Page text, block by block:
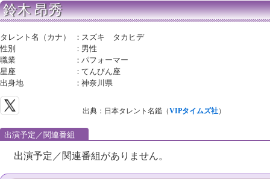
鈴木 昂秀
タレント名（カナ） ： スズキ タカヒデ
性別
： 男性
職業
：パフォーマー
星座
：てんびん座
出身地
：神奈川県
出典：日本タレント名鑑（VIPタイムズ社）
出演予定／関連番組
出演予定／関連番組がありません。